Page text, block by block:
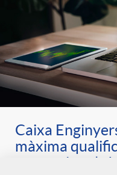
Caixa
màxima
categories als